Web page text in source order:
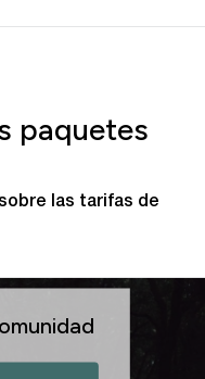
paquetes
las tarifas de